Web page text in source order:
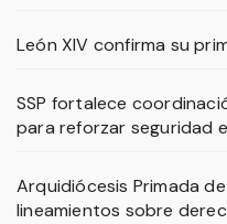
León XIV confirma su
SSP fortalece
para reforzar seguridad
Arquidiócesis Primada
lineamientos sobre